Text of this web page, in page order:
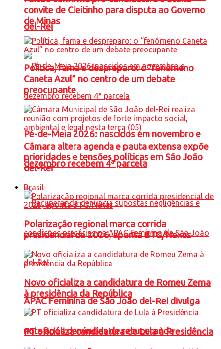
del-Rei
Pé-de-Meia 2026: nascidos em novembro e
dezembro recebem 4ª parcela
APAC Feminina de São João del-Rei divulga
nota após denúncias de recuperanda
convite de Cleitinho para disputa ao Governo
de Minas
Política, fama e despreparo: o “fenômeno
Caneta Azul” no centro de um debate
preocupante
Câmara altera agenda e pauta extensa expõe
prioridades e tensões políticas em São João
del-Rei
Brasil
Polarização regional marca corrida
presidencial de 2026, aponta BTG/Nexus
Novo oficializa a candidatura de Romeu Zema
à presidência da República
PT oficializa candidatura de Lula à Presidência